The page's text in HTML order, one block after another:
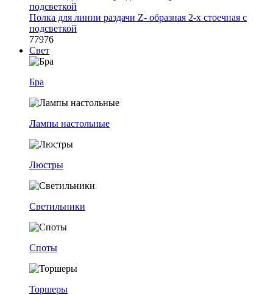
Полка для линии раздачи Z- образная 2-х стоечная с
подсветкой
77976
Свет
Бра
Лампы настольные
Люстры
Светильники
Споты
Торшеры